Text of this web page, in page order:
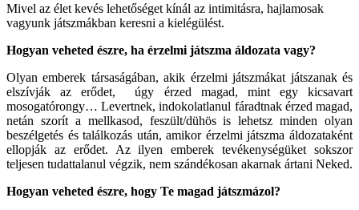
Mivel az élet kevés lehetőséget kínál az intimitásra, hajlamosak
vagyunk játszmákban keresni a kielégülést.
Hogyan veheted észre, ha érzelmi játszma áldozata vagy?
Olyan emberek társaságában, akik érzelmi játszmákat játszanak és
elszívják az erődet, úgy érzed magad, mint egy kicsavart
mosogatórongy… Levertnek, indokolatlanul fáradtnak érzed magad,
netán szorít a mellkasod, feszült/dühös is lehetsz minden olyan
beszélgetés és találkozás után, amikor érzelmi játszma áldozataként
ellopják az erődet. Az ilyen emberek tevékenységüket sokszor
teljesen tudattalanul végzik, nem szándékosan akarnak ártani Neked.
Hogyan veheted észre, hogy Te magad játszmázol?